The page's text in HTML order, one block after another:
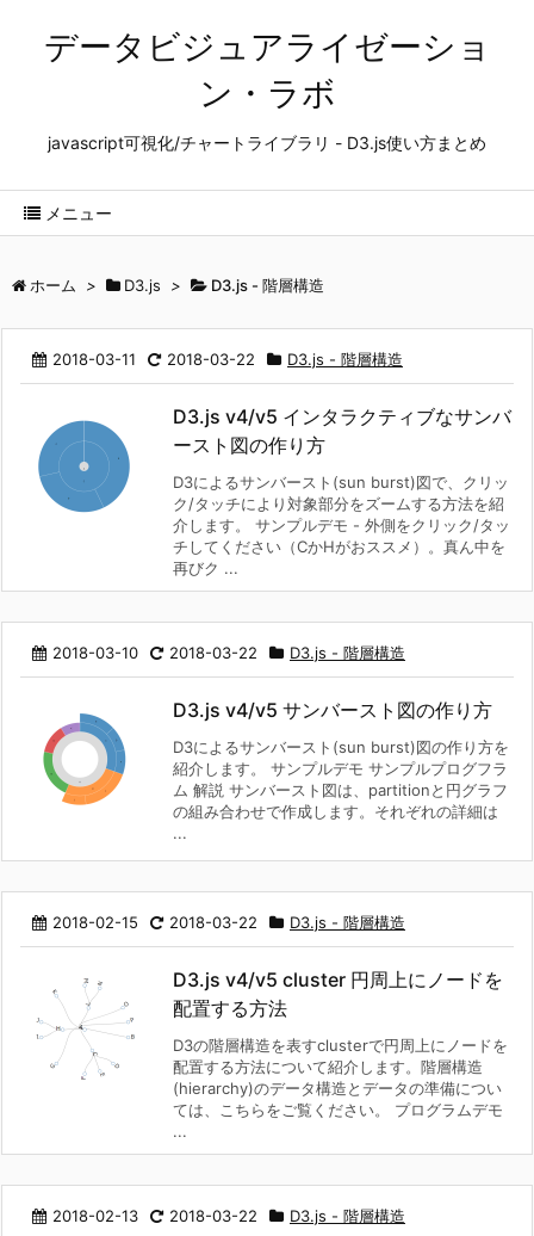
データビジュアライゼーショ
ン・ラボ
javascript可視化/チャートライブラリ - D3.js使い方まとめ
メニュー
ホーム > D3.js > D3.js - 階層構造
2018-03-11 2018-03-22 D3.js - 階層構造
D3.js v4/v5 インタラクティブなサンバ
ースト図の作り方
D3によるサンバースト(sun burst)図で、クリッ
ク/タッチにより対象部分をズームする方法を紹
介します。 サンプルデモ - 外側をクリック/タッ
チしてください（CかHがおススメ）。真ん中を
再びク ...
2018-03-10 2018-03-22 D3.js - 階層構造
D3.js v4/v5 サンバースト図の作り方
D3によるサンバースト(sun burst)図の作り方を
紹介します。 サンプルデモ サンプルプログフラ
ム 解説 サンバースト図は、partitionと円グラフ
の組み合わせで作成します。それぞれの詳細は
...
2018-02-15 2018-03-22 D3.js - 階層構造
D3.js v4/v5 cluster 円周上にノードを
配置する方法
D3の階層構造を表すclusterで円周上にノードを
配置する方法について紹介します。階層構造
(hierarchy)のデータ構造とデータの準備につい
ては、こちらをご覧ください。 プログラムデモ
...
2018-02-13 2018-03-22 D3.js - 階層構造